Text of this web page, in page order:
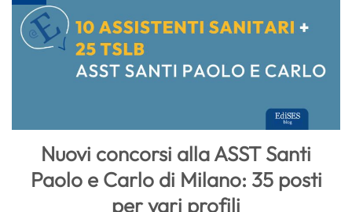
Nuovi concorsi alla ASST Santi
Paolo e Carlo di Milano: 35 posti
per vari profili